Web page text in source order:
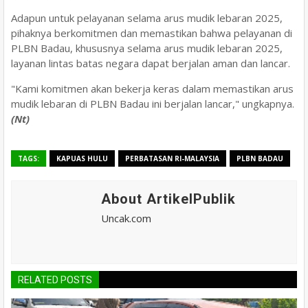
Adapun untuk pelayanan selama arus mudik lebaran 2025,
pihaknya berkomitmen dan memastikan bahwa pelayanan di
PLBN Badau, khususnya selama arus mudik lebaran 2025,
layanan lintas batas negara dapat berjalan aman dan lancar.
"Kami komitmen akan bekerja keras dalam memastikan arus
mudik lebaran di PLBN Badau ini berjalan lancar," ungkapnya.
(Nt)
TAGS: KAPUAS HULU PERBATASAN RI-MALAYSIA PLBN BADAU
About ArtikelPublik
Uncak.com
RELATED POSTS